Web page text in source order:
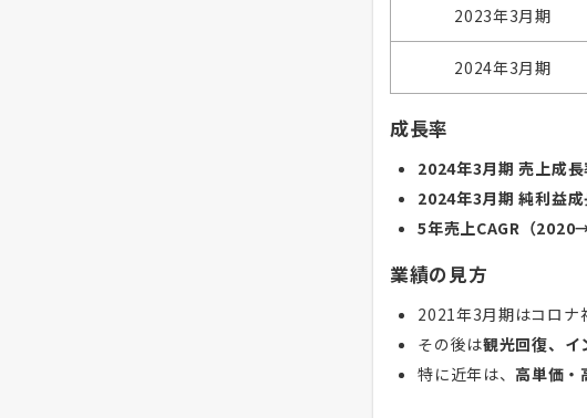
2023年3月期
2024年3月期
成長率
2024年3月期 売上成長
2024年3月期 純利益
5年売上CAGR（
業績の見方
2021年3月期はコロナ
その後は観光回復、イ
特に近年は、 高単価・